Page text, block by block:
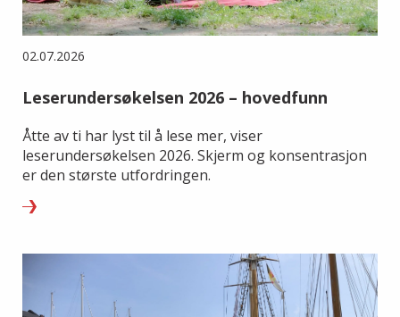
02.07.2026
Leserundersøkelsen 2026 – hovedfunn
Åtte av ti har lyst til å lese mer, viser
leserundersøkelsen 2026. Skjerm og konsentrasjon
er den største utfordringen.